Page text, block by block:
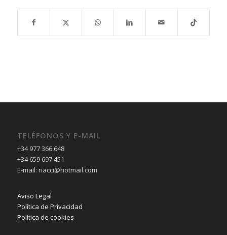
TELÉFONOS Y E-MAIL
+34 977 366 648
+34 659 697 451
E-mail: riacci@hotmail.com
Aviso Legal
Política de Privacidad
Política de cookies